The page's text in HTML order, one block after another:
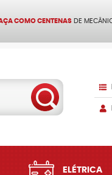
COMO CENTENAS DE
ELÉTRICA